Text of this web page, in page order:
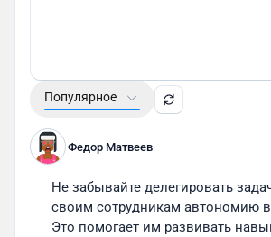
Популярное
Федор Матвеев
Не забывайте делегировать
своим сотрудникам автономию
Это помогает им развивать